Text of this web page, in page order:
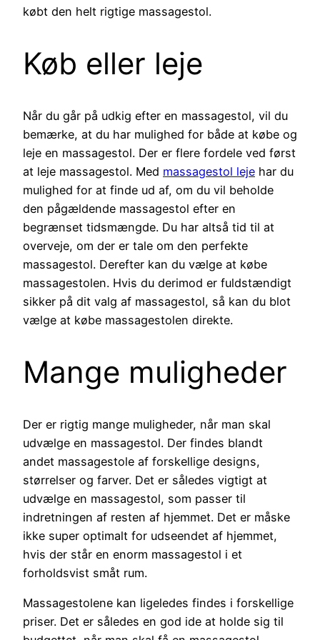
købt den helt rigtige massagestol.
Køb eller leje
Når du går på udkig efter en massagestol, vil du
bemærke, at du har mulighed for både at købe og
leje en massagestol. Der er flere fordele ved først
at leje massagestol. Med massagestol leje har du
mulighed for at finde ud af, om du vil beholde
den pågældende massagestol efter en
begrænset tidsmængde. Du har altså tid til at
overveje, om der er tale om den perfekte
massagestol. Derefter kan du vælge at købe
massagestolen. Hvis du derimod er fuldstændigt
sikker på dit valg af massagestol, så kan du blot
vælge at købe massagestolen direkte.
Mange muligheder
Der er rigtig mange muligheder, når man skal
udvælge en massagestol. Der findes blandt
andet massagestole af forskellige designs,
størrelser og farver. Det er således vigtigt at
udvælge en massagestol, som passer til
indretningen af resten af hjemmet. Det er måske
ikke super optimalt for udseendet af hjemmet,
hvis der står en enorm massagestol i et
forholdsvist småt rum.
Massagestolene kan ligeledes findes i forskellige
priser. Det er således en god ide at holde sig til